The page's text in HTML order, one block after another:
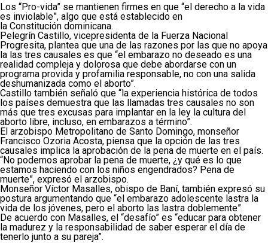
Los “Pro-vida” se mantienen firmes en que “el derecho a la vida
es inviolable”, algo que está establecido en
la Constitución dominicana.
Pelegrín Castillo, vicepresidenta de la Fuerza Nacional
Progresita, plantea que una de las razones por las que no apoya
la las tres causales es que “el embarazo no deseado es una
realidad compleja y dolorosa que debe abordarse con un
programa provida y profamilia responsable, no con una salida
deshumanizada como el aborto”.
Castillo también señaló que “la experiencia histórica de todos
los países demuestra que las llamadas tres causales no son
más que tres excusas para implantar en la ley la cultura del
aborto libre, incluso, en embarazos a término”.
El arzobispo Metropolitano de Santo Domingo, monseñor
Francisco Ozoria Acosta, piensa que la opción de las tres
causales implica la aprobación de la pena de muerte en el país.
“No podemos aprobar la pena de muerte, ¿y qué es lo que
estamos haciendo con los niños engendrados? Pena de
muerte”, expresó el arzobispo.
Monseñor Víctor Masalles, obispo de Baní, también expresó su
postura argumentando que “el embarazo adolescente lastra la
vida de los jóvenes, pero el aborto las lastra doblemente”.
De acuerdo con Masalles, el “desafío” es “educar para obtener
la madurez y la responsabilidad de saber esperar el día de
tenerlo junto a su pareja”.